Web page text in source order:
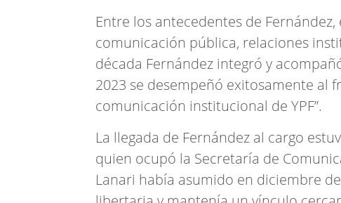
Entre los antecedentes de
comunicación pública, relaciones
década Fernández integró y
2023 se desempeñó exitosamente al
comunicación institucional de YPF”.
La llegada de Fernández al cargo
quien ocupó la Secretaría de
Lanari había asumido en diciembre